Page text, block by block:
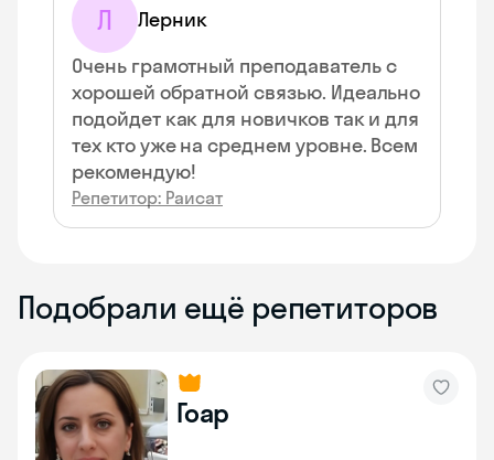
Л
Лерник
Очень грамотный преподаватель с
хорошей обратной связью. Идеально
подойдет как для новичков так и для
тех кто уже на среднем уровне. Всем
рекомендую!
Репетитор: Раисат
Подобрали ещё репетиторов
Гоар